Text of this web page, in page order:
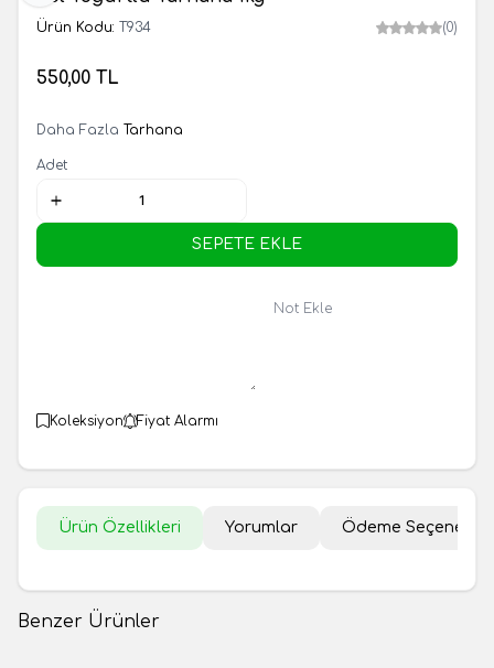
Ürün Kodu: T934 (0)
550,00 TL
Daha Fazla Tarhana
Adet
SEPETE EKLE
Not Ekle
Koleksiyon Fiyat Alarmı
Ürün Özellikleri Yorumlar Ödeme
Benzer Ürünler